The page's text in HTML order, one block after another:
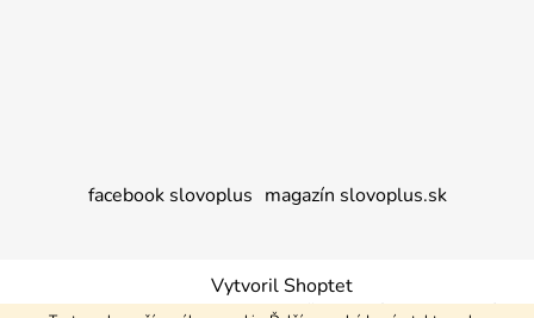
facebook slovoplus magazín slovoplus.sk
Vytvoril Shoptet
Copyright 2026Nakupujem+. Všetky práva vyhradené.